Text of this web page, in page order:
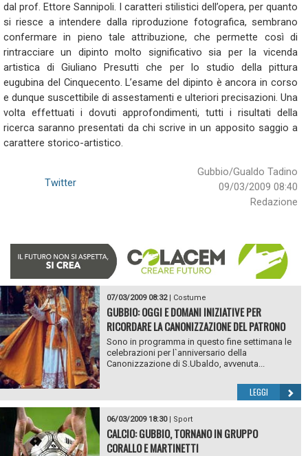
dal prof. Ettore Sannipoli. I caratteri stilistici dell’opera, per quanto
si riesce a intendere dalla riproduzione fotografica, sembrano
confermare in pieno tale attribuzione, che permette così di
rintracciare un dipinto molto significativo sia per la vicenda
artistica di Giuliano Presutti che per lo studio della pittura
eugubina del Cinquecento. L’esame del dipinto è ancora in corso
e dunque suscettibile di assestamenti e ulteriori precisazioni. Una
volta effettuati i dovuti approfondimenti, tutti i risultati della
ricerca saranno presentati da chi scrive in un apposito saggio a
carattere storico-artistico.
Gubbio/Gualdo Tadino
09/03/2009 08:40
Redazione
Twitter
07/03/2009 08:32| Costume
GUBBIO: OGGI E DOMANI INIZIATIVE PER
RICORDARE LA CANONIZZAZIONE DEL PATRONO
Sono in programma in questo fine settimana le
celebrazioni per l`anniversario della
Canonizzazione di S.Ubaldo, avvenuta...
LEGGI
06/03/2009 18:30| Sport
CALCIO: GUBBIO, TORNANO IN GRUPPO
CORALLO E MARTINETTI